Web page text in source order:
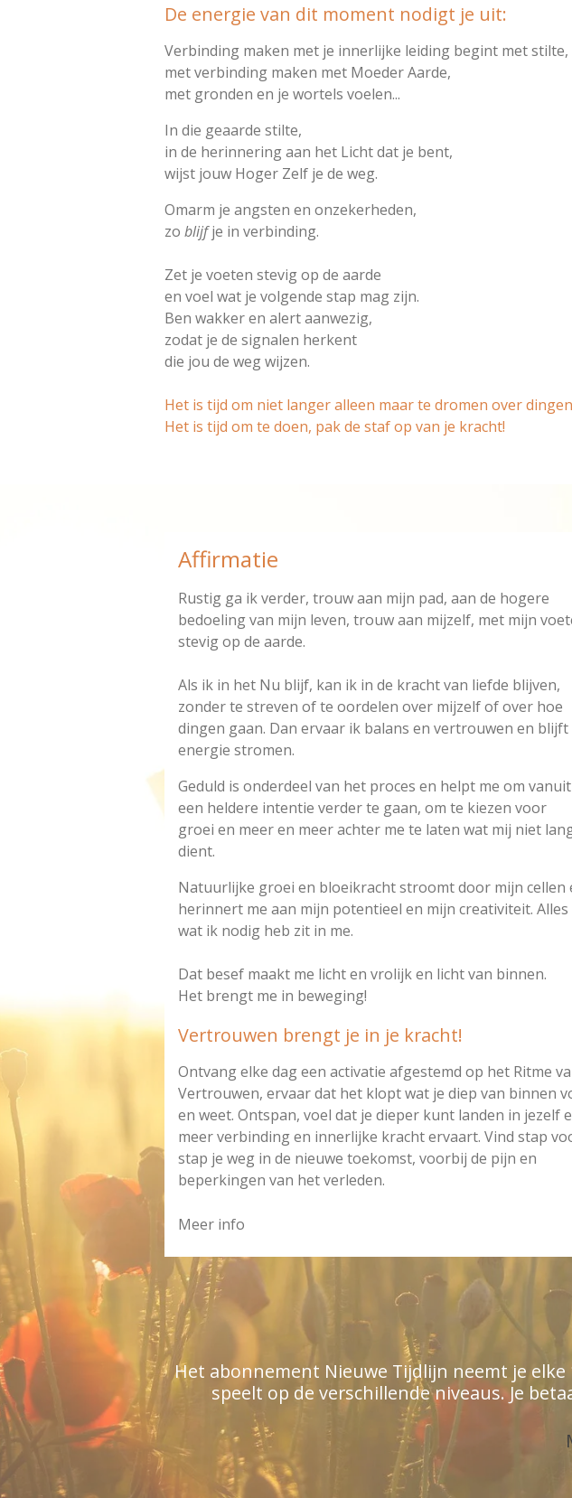
De energie van dit moment nodigt je uit:
Verbinding maken met je innerlijke leiding begint met stilte,
met verbinding maken met Moeder Aarde,
met gronden en je wortels voelen...
In die geaarde stilte,
in de herinnering aan het Licht dat je bent,
wijst jouw Hoger Zelf je de weg.
Omarm je angsten en onzekerheden,
zo blijfje in verbinding.
Zet je voeten stevig op de aarde
en voel wat je volgende stap mag zijn.
Ben wakker en alert aanwezig,
zodat je de signalen herkent
die jou de weg wijzen.
Het is tijd om niet langer alleen maar te dromen over
Het is tijd om te doen, pak de staf op van je kracht!
Affirmatie
Rustig ga ik verder, trouw aan mijn pad, aan de hogere
bedoeling van mijn leven, trouw aan mijzelf, met mijn
stevig op de aarde.
Als ik in het Nu blijf, kan ik in de kracht van liefde blijven,
zonder te streven of te oordelen over mijzelf of over hoe
dingen gaan. Dan ervaar ik balans en vertrouwen en blijft
energie stromen.
Geduld is onderdeel van het proces en helpt me om vanuit
een heldere intentie verder te gaan, om te kiezen voor
groei en meer en meer achter me te laten wat mij niet
dient.
Natuurlijke groei en bloeikracht stroomt door mijn cellen
herinnert me aan mijn potentieel en mijn creativiteit. Alles
wat ik nodig heb zit in me.
Dat besef maakt me licht en vrolijk en licht van binnen.
Het brengt me in beweging!
Vertrouwen brengt je in je kracht!
Ontvang elke dag een activatie afgestemd op het Ritme
Vertrouwen, ervaar dat het klopt wat je diep van binnen
en weet. Ontspan, voel dat je dieper kunt landen in jezelf
meer verbinding en innerlijke kracht ervaart. Vind stap
stap je weg in de nieuwe toekomst, voorbij de pijn en
beperkingen van het verleden.
Meer info
Het abonnement Nieuwe Tijdlijn neemt je
speelt op de verschillende niveaus. Je